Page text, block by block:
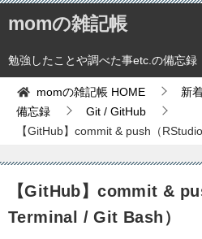
momの雑記帳
勉強したことや調べた事etc.の備忘録
momの雑記帳 HOME
新
備忘録
Git / GitHub
【GitHub】commit & push（
【GitHub】commit &
Terminal / Git Bash）